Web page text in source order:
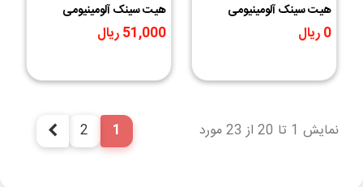
هیت سینک آلومینیومی
مشکی 70x22x6mm
0 ریال
هیت سینک آلومینیومی
طلایی 70x22x6mm
51,000 ریال
نمایش 1 تا 20 از 23 مورد 1
2 بعدی